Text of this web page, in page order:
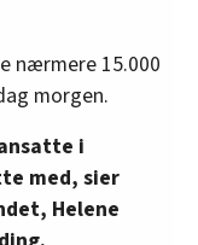
nærmere 15.000
morgen.
i
med, sier
Helene